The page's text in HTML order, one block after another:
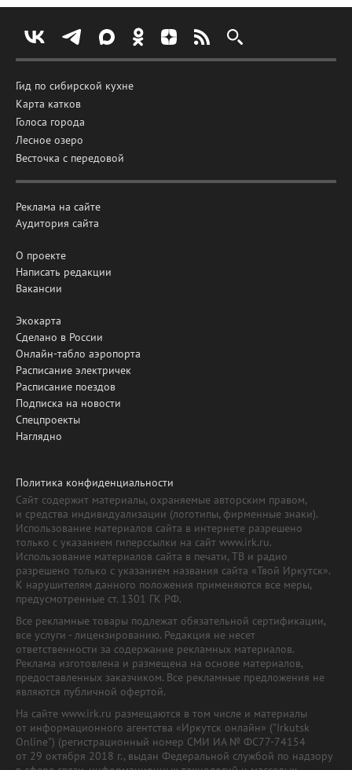
Гид по сибирской кухне
Карта катков
Голоса города
Лесное озеро
Весточка с передовой
Реклама на сайте
Аудитория сайта
О проекте
Написать редакции
Вакансии
Экокарта
Сделано в России
Онлайн-табло аэропорта
Расписание электричек
Расписание поездов
Подписка на новости
Спецпроекты
Наглядно
Политика конфиденциальности
Сайт содержит материалы, охраняемые авторским правом,
и средства индивидуализации (логотипы, фирменные знаки).
Использование материалов сайта в интернете разрешено
только с указанием гиперссылки на сайт www.irk.ru.
Использование материалов сайта в печати, ТВ и радио
разрешено только с указанием названия сайта «Твой Иркутск».
К нарушителям данного положения применяются все меры,
предусмотренные ст. 1301 ГК РФ.
Все рекламные товары подлежат обязательной сертификации,
все услуги - лицензированию. Редакция не несет
ответственности за содержание рекламных материалов.
Реклама изготовлена и размещена на основе материалов,
предоставленных заказчиком. Все рекламные предложения не
являются публичной офертой.
На сайте www.irk.ru размещаются в том числе и материалы
от информационного агентства «Иркутск онлайн» ("Irkutsk
Online") (регистрационный номер СМИ ИА № ФС77-74154
от 29 октября 2018 г., выдан Федеральной службой по надзору